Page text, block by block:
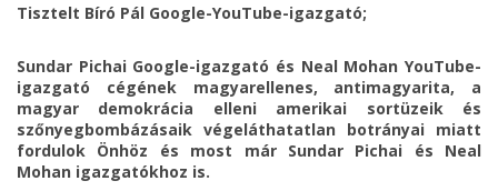
Tisztelt Bíró Pál Google-YouTube-igazgató;
Sundar Pichai Google-igazgató és Neal Mohan YouTube-
igazgató cégének magyarellenes, antimagyarita, a
magyar demokrácia elleni amerikai sortüzeik és
szőnyegbombázásaik végeláthatatlan botrányai miatt
fordulok Önhöz és most már Sundar Pichai és Neal
Mohan igazgatókhoz is.